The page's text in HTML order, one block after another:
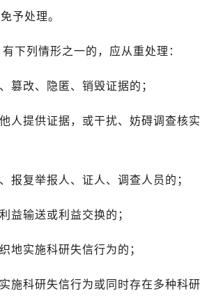
予处理。
有下列情形之一的，应从重处理：
篡改、隐匿、销毁证据的；
他人提供证据，或干扰、妨碍调查核实
报复举报人、证人、调查人员的；
益输送或利益交换的；
地实施科研失信行为的；
实施科研失信行为或同时存在多种科研